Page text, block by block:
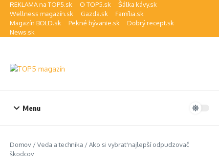
Preskočiť na obsah
REKLAMA na TOP5.sk O TOP5.sk
Šálka kávy.sk
Wellness magazín.sk
Gazda.sk
Família.sk
Magazín BOLD.sk
Pekné bývanie.sk
Dobrý recept.sk
News.sk
Menu
Domov /Veda a technika /Ako si vybrať najlepší odpudzovač
škodcov